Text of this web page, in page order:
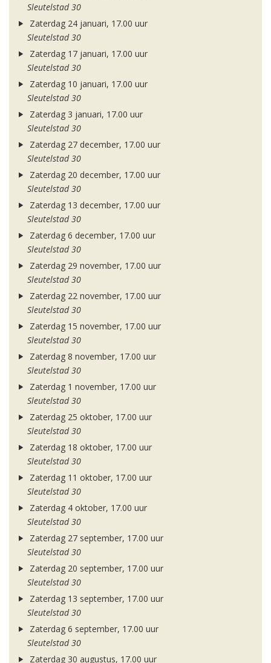
Sleutelstad 30
Zaterdag 24 januari, 17.00 uur
Sleutelstad 30
Zaterdag 17 januari, 17.00 uur
Sleutelstad 30
Zaterdag 10 januari, 17.00 uur
Sleutelstad 30
Zaterdag 3 januari, 17.00 uur
Sleutelstad 30
Zaterdag 27 december, 17.00 uur
Sleutelstad 30
Zaterdag 20 december, 17.00 uur
Sleutelstad 30
Zaterdag 13 december, 17.00 uur
Sleutelstad 30
Zaterdag 6 december, 17.00 uur
Sleutelstad 30
Zaterdag 29 november, 17.00 uur
Sleutelstad 30
Zaterdag 22 november, 17.00 uur
Sleutelstad 30
Zaterdag 15 november, 17.00 uur
Sleutelstad 30
Zaterdag 8 november, 17.00 uur
Sleutelstad 30
Zaterdag 1 november, 17.00 uur
Sleutelstad 30
Zaterdag 25 oktober, 17.00 uur
Sleutelstad 30
Zaterdag 18 oktober, 17.00 uur
Sleutelstad 30
Zaterdag 11 oktober, 17.00 uur
Sleutelstad 30
Zaterdag 4 oktober, 17.00 uur
Sleutelstad 30
Zaterdag 27 september, 17.00 uur
Sleutelstad 30
Zaterdag 20 september, 17.00 uur
Sleutelstad 30
Zaterdag 13 september, 17.00 uur
Sleutelstad 30
Zaterdag 6 september, 17.00 uur
Sleutelstad 30
Zaterdag 30 augustus, 17.00 uur